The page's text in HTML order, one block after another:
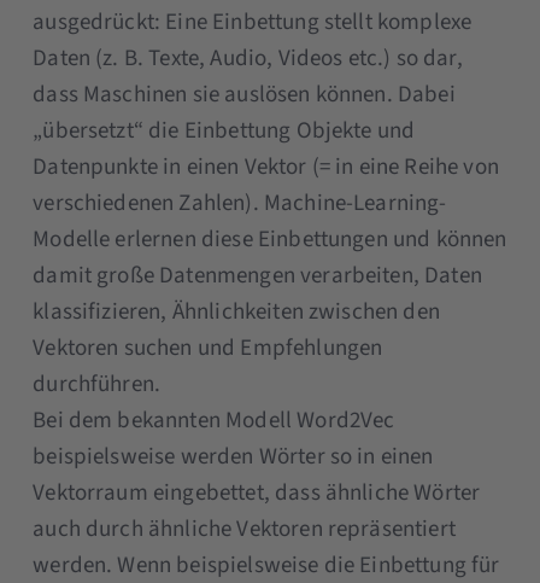
ausgedrückt: Eine Einbettung stellt komplexe
Daten (z. B. Texte, Audio, Videos etc.) so dar,
dass Maschinen sie auslösen können. Dabei
„übersetzt“ die Einbettung Objekte und
Datenpunkte in einen Vektor (= in eine Reihe von
verschiedenen Zahlen). Machine-Learning-
Modelle erlernen diese Einbettungen und können
damit große Datenmengen verarbeiten, Daten
klassifizieren, Ähnlichkeiten zwischen den
Vektoren suchen und Empfehlungen
durchführen.
Bei dem bekannten Modell Word2Vec
beispielsweise werden Wörter so in einen
Vektorraum eingebettet, dass ähnliche Wörter
auch durch ähnliche Vektoren repräsentiert
werden. Wenn beispielsweise die Einbettung für